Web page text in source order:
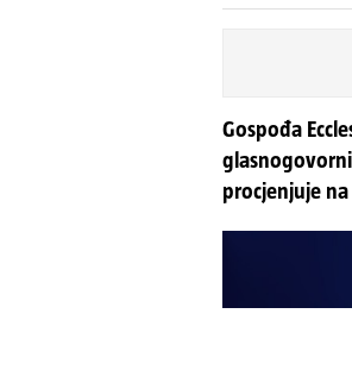
Gospođa
procjenjuje